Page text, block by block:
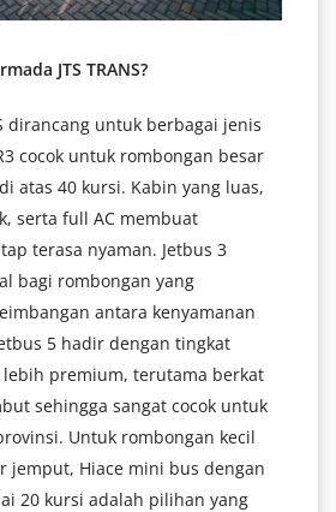
JTS TRANS?
dirancang untuk berbagai jenis
cocok untuk rombongan besar
atas 40 kursi. Kabin yang luas,
serta full AC membuat
terasa nyaman. Jetbus 3
bagi rombongan yang
antara kenyamanan
5 hadir dengan tingkat
lebih premium, terutama berkat
sehingga sangat cocok untuk
Untuk rombongan kecil
jemput, Hiace mini bus dengan
20 kursi adalah pilihan yang